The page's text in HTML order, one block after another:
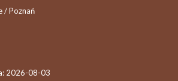
/ Poznań
2026-08-03